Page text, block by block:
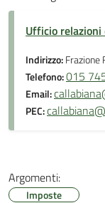
Ufficio
Indirizzo:Frazione
Telefono:015
Email:
PEC:
Argomenti:
Imposte